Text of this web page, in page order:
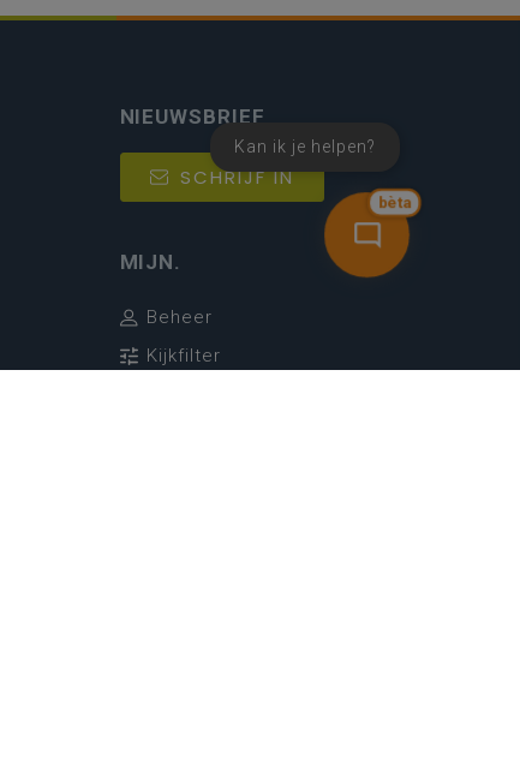
bèta
Kan ik je helpen?
NIEUWSBRIEF
SCHRIJF IN
MIJN.
Beheer
Kijkfilter